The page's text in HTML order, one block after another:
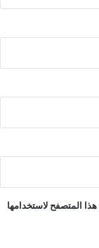
المتصفح لاستخدامها